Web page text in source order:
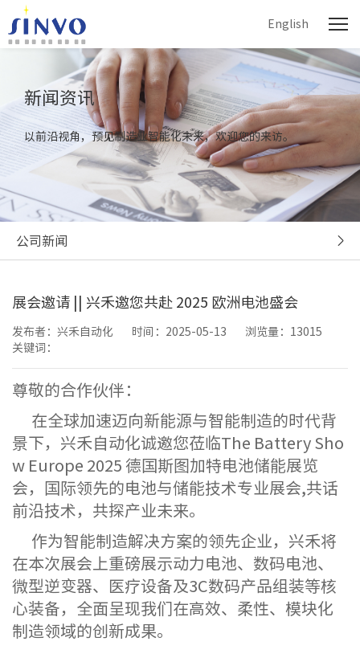
English
新闻资讯
以前沿视角，预见制造业智能化未来，欢迎您的来访。
公司新闻
展会邀请 || 兴禾邀您共赴 2025 欧洲电池盛会
发布者：兴禾自动化 时间：2025-05-13
浏览量：13015
关键词：
尊敬的合作伙伴：
在全球加速迈向新能源与智能制造的时代背
景下，兴禾自动化诚邀您莅临The Battery Sho
w Europe 2025 德国斯图加特电池储能展览
会，国际领先的电池与储能技术专业展会,共话
前沿技术，共探产业未来。
作为智能制造解决方案的领先企业，兴禾将
在本次展会上重磅展示动力电池、数码电池、
微型逆变器、医疗设备及3C数码产品组装等核
心装备，全面呈现我们在高效、柔性、模块化
制造领域的创新成果。